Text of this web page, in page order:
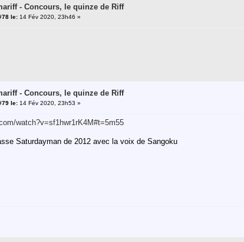
- Concours, le quinze de Riff
le: 14 Fév 2020, 23h46 »
- Concours, le quinze de Riff
le: 14 Fév 2020, 23h53 »
watch?v=sf1hwr1rK4M#t=5m55
Saturdayman de 2012 avec la voix de Sangoku